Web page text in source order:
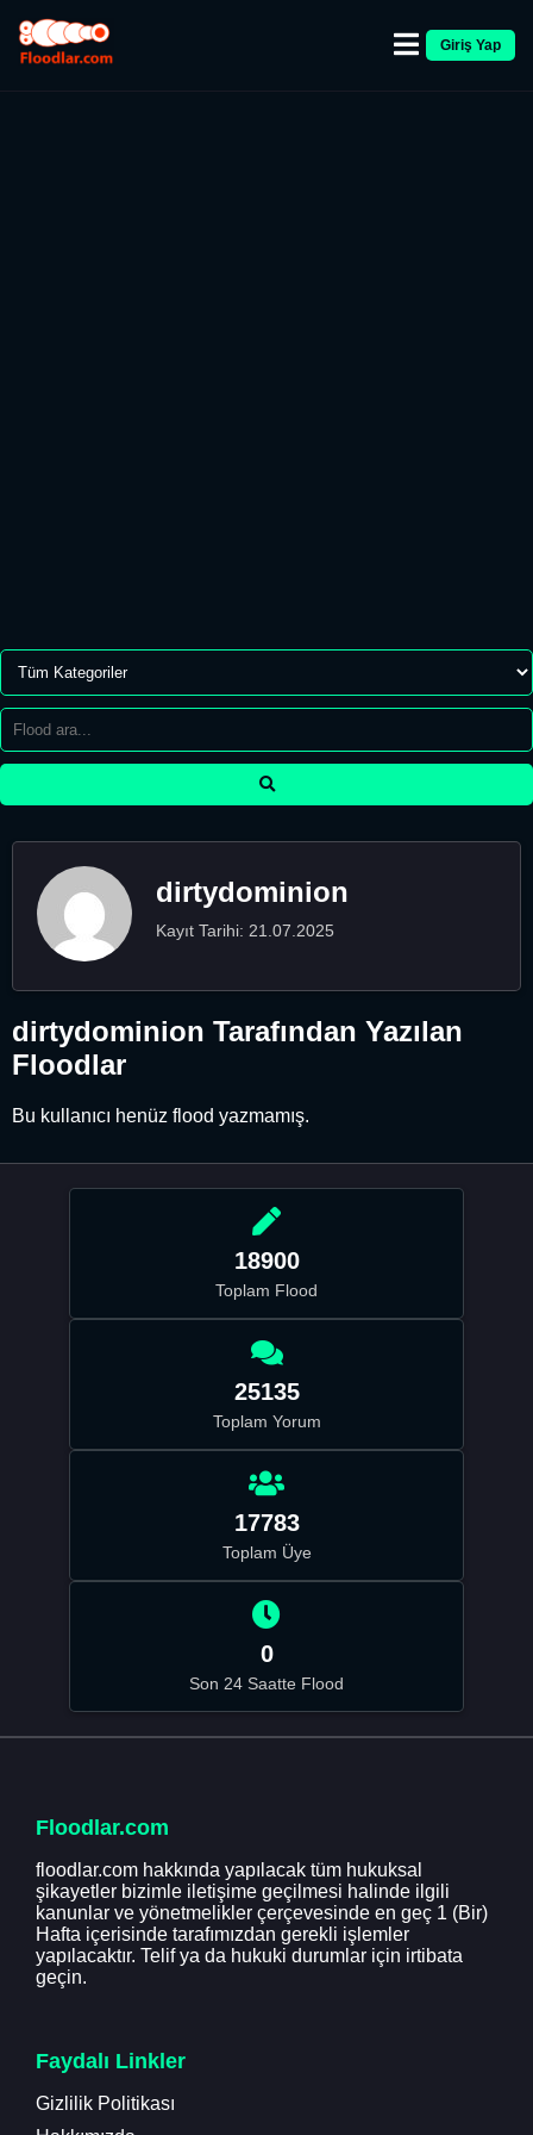
Giriş Yap
dirtydominion
Kayıt Tarihi: 21.07.2025
dirtydominion Tarafından Yazılan
Floodlar
Bu kullanıcı henüz flood yazmamış.
18900
Toplam Flood
25135
Toplam Yorum
17783
Toplam Üye
0
Son 24 Saatte Flood
Floodlar.com
floodlar.com hakkında yapılacak tüm hukuksal
şikayetler bizimle iletişime geçilmesi halinde ilgili
kanunlar ve yönetmelikler çerçevesinde en geç 1 (Bir)
Hafta içerisinde tarafımızdan gerekli işlemler
yapılacaktır. Telif ya da hukuki durumlar için irtibata
geçin.
Faydalı Linkler
Gizlilik Politikası